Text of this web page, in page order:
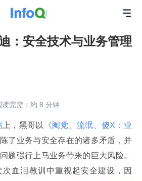
：安全技术与业务管理
读完需：约 8 分钟
上，黑哥以
《阉党、流氓、傻X：业
了业务与安全存在的诸多矛盾，并
题强行上马业务带来的巨大风险。
血泪教训中重视起安全建设，因